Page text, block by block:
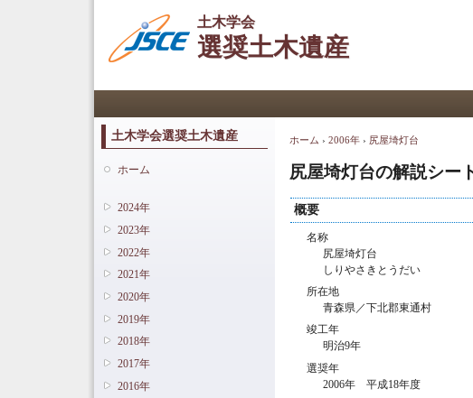
土木学会
選奨土木遺産
土木学会選奨土木遺産
ホーム
2024年
2023年
2022年
2021年
2020年
2019年
2018年
2017年
2016年
現在地
ホーム › 2006年 › 尻屋埼灯台
尻屋埼灯台の解説シー
概要
名称
尻屋埼灯台
しりやさきとうだい
所在地
青森県／下北郡東通村
竣工年
明治9年
選奨年
2006年 平成18年度